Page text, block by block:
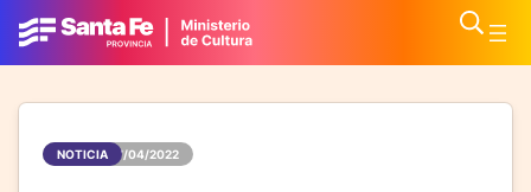
NOTICIA 07/04/2022